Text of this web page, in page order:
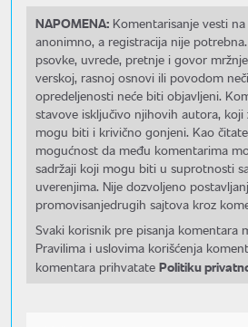
NAPOMENA: Komentarisanje vesti
anonimno, a registracija nije
psovke, uvrede, pretnje i govor
verskoj, rasnoj osnovi ili povodom
opredeljenosti neće biti objavljeni.
stavove isključivo njihovih autora,
mogu biti i krivično gonjeni. Kao
mogućnost da među komentarima
sadržaji koji mogu biti u suprotnosti
uverenjima. Nije dozvoljeno
promovisanjedrugih sajtova kroz
Svaki korisnik pre pisanja komentara
Pravilima i uslovima korišćenja
komentara prihvatate Politiku